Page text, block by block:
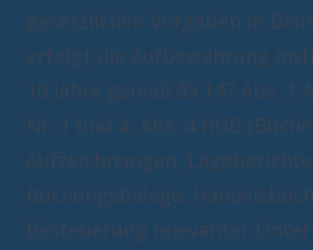
gesetzlichen Vorgaben in
erfolgt die Aufbewahrung
10 Jahre gemäß §§ 147 Abs. 1
Nr. 1 und 4, Abs. 4 HGB
Aufzeichnungen,
Buchungsbelege,
Besteuerung relevanter